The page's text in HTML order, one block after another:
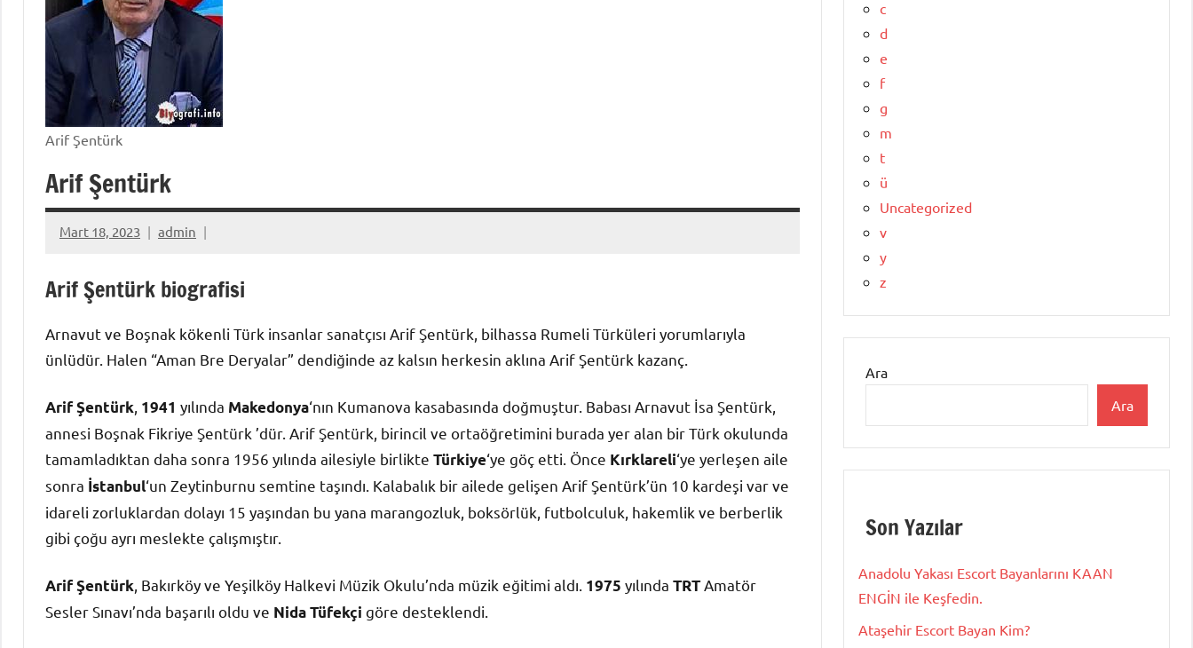
Arif Şentürk
Arif Şentürk
Mart 18, 2023 admin
Arif Şentürk biografisi
Arnavut ve Boşnak kökenli Türk insanlar sanatçısı Arif Şentürk, bilhassa Rumeli Türküleri yorumlarıyla
ünlüdür. Halen “Aman Bre Deryalar” dendiğinde az kalsın herkesin aklına Arif Şentürk kazanç.
Arif Şentürk 1941 yılında Makedonya‘nın Kumanova kasabasında doğmuştur. Babası Arnavut İsa Şentürk,
annesi Boşnak Fikriye Şentürk ’dür. Arif Şentürk, birincil ve ortaöğretimini burada yer alan bir Türk okulunda
tamamladıktan daha sonra 1956 yılında ailesiyle birlikte Türkiye‘ye göç etti. Önce Kırklareli‘ye yerleşen aile
sonra İstanbul‘un Zeytinburnu semtine taşındı. Kalabalık bir ailede gelişen Arif Şentürk’ün 10 kardeşi var ve
idareli zorluklardan dolayı 15 yaşından bu yana marangozluk, boksörlük, futbolculuk, hakemlik ve berberlik
gibi çoğu ayrı meslekte çalışmıştır.
Arif Şentürk , Bakırköy ve Yeşilköy Halkevi Müzik Okulu’nda müzik eğitimi aldı. 1975 yılında TRT Amatör
Sesler Sınavı’nda başarılı oldu ve Nida Tüfekçi göre desteklendi.
c
d
e
f
g
m
t
ü
Uncategorized
v
y
z
Ara
Ara
Son Yazılar
Anadolu Yakası Escort Bayanlarını KAAN
ENGİN ile Keşfedin.
Ataşehir Escort Bayan Kim?